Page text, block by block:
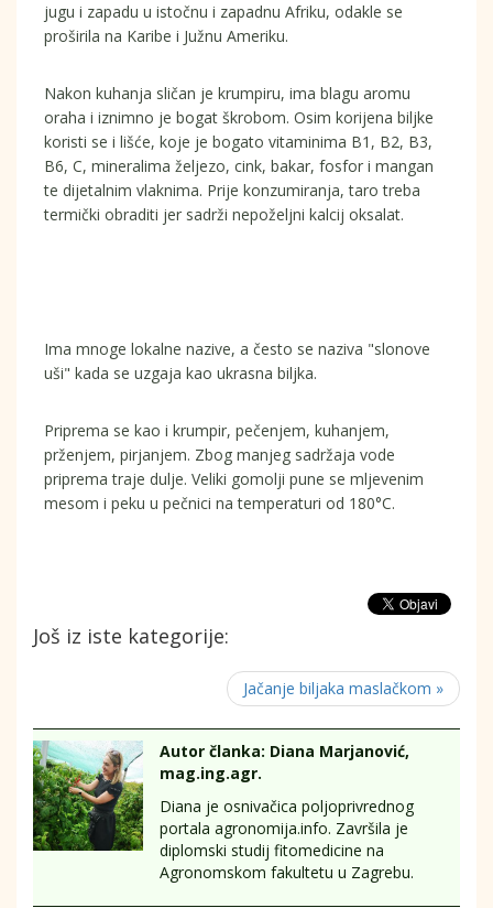
jugu i zapadu u istočnu i zapadnu Afriku, odakle se
proširila na Karibe i Južnu Ameriku.
Nakon kuhanja sličan je krumpiru, ima blagu aromu
oraha i iznimno je bogat škrobom. Osim korijena biljke
koristi se i lišće, koje je bogato vitaminima B1, B2, B3,
B6, C, mineralima željezo, cink, bakar, fosfor i mangan
te dijetalnim vlaknima. Prije konzumiranja, taro treba
termički obraditi jer sadrži nepoželjni kalcij oksalat.
Ima mnoge lokalne nazive, a često se naziva "slonove
uši" kada se uzgaja kao ukrasna biljka.
Priprema se kao i krumpir, pečenjem, kuhanjem,
prženjem, pirjanjem. Zbog manjeg sadržaja vode
priprema traje dulje. Veliki gomolji pune se mljevenim
mesom i peku u pečnici na temperaturi od 180°C.
Još iz iste kategorije:
Jačanje biljaka maslačkom »
Autor članka: Diana Marjanović,
mag.ing.agr.
Diana je osnivačica poljoprivrednog
portala agronomija.info. Završila je
diplomski studij fitomedicine na
Agronomskom fakultetu u Zagrebu.